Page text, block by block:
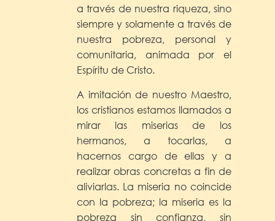
a través de nuestra riqueza, sino
siempre y solamente a través de
nuestra pobreza, personal y
comunitaria, animada por el
Espíritu de Cristo.
A imitación de nuestro Maestro,
los cristianos estamos llamados a
mirar las miserias de los
hermanos, a tocarlas, a
hacernos cargo de ellas y a
realizar obras concretas a fin de
aliviarlas. La miseria no coincide
con la pobreza; la miseria es la
pobreza sin confianza, sin